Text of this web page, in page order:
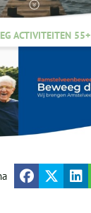
ACTIVITEITEN 55+